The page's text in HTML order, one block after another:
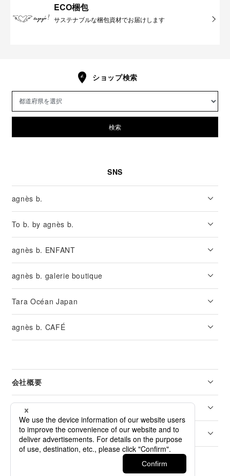
ECO梱包
サステナブルな梱包資材でお届けします
ショップ検索
検索
SNS
agnès b.
To b. by agnès b.
agnès b. ENFANT
agnès b. galerie boutique
Tara Océan Japan
agnès b. CAFÉ
会社概要
リーガル
カスタマーサービス